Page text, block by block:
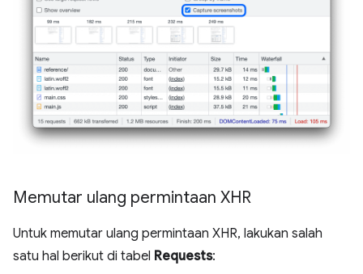
Memutar ulang permintaan XHR
Untuk memutar ulang permintaan XHR, lakukan salah
satu hal berikut di tabel Requests: